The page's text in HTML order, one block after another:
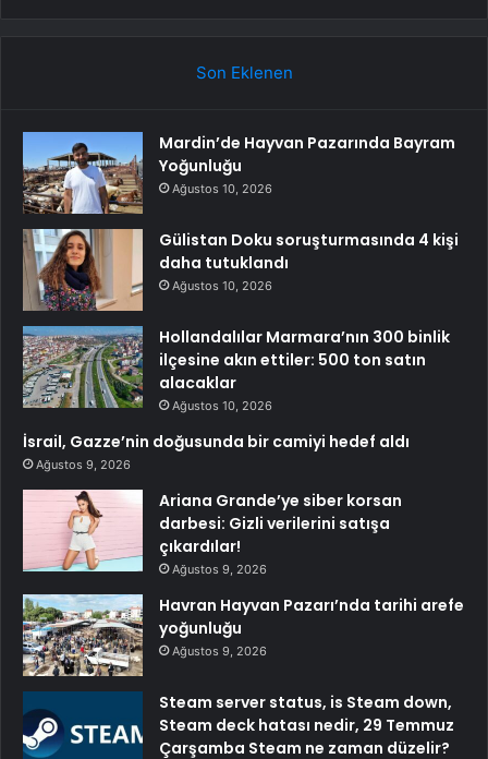
Son Eklenen
Mardin’de Hayvan Pazarında Bayram
Yoğunluğu
Ağustos 10, 2026
Gülistan Doku soruşturmasında 4 kişi
daha tutuklandı
Ağustos 10, 2026
Hollandalılar Marmara’nın 300 binlik
ilçesine akın ettiler: 500 ton satın
alacaklar
Ağustos 10, 2026
İsrail, Gazze’nin doğusunda bir camiyi hedef aldı
Ağustos 9, 2026
Ariana Grande’ye siber korsan
darbesi: Gizli verilerini satışa
çıkardılar!
Ağustos 9, 2026
Havran Hayvan Pazarı’nda tarihi arefe
yoğunluğu
Ağustos 9, 2026
Steam server status, is Steam down,
Steam deck hatası nedir, 29 Temmuz
Çarşamba Steam ne zaman düzelir?